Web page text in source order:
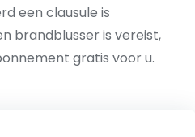
een clausule is
brandblusser is vereist,
gratis voor u.